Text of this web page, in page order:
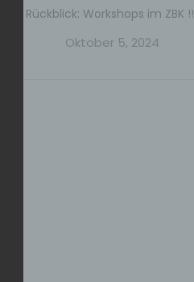
Rückblick: Workshops im ZBK !!
Oktober 5, 2024